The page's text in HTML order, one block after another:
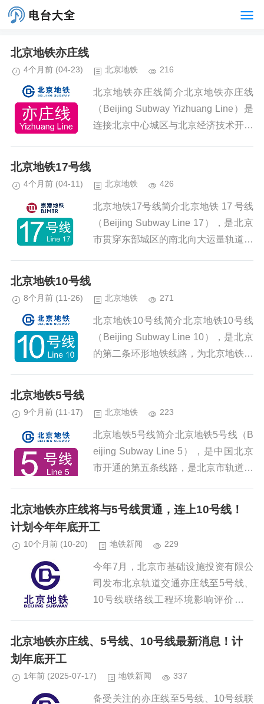
北京地铁亦庄线
4个月前 (04-23) 北京地铁 216
北京地铁亦庄线简介北京地铁亦庄线
（Beijing Subway Yizhuang Line）是
连接北京中心城区与北京经济技术开发
北京地铁17号线
4个月前 (04-11) 北京地铁 426
北京地铁17号线简介北京地铁 17 号线
（Beijing Subway Line 17），是北京
市贯穿东部城区的南北向大运量轨道交
北京地铁10号线
8个月前 (11-26) 北京地铁 271
北京地铁10号线简介北京地铁10号线
（Beijing Subway Line 10），是北京
的第二条环形地铁线路，为北京地铁系
北京地铁5号线
9个月前 (11-17) 北京地铁 223
北京地铁5号线简介北京地铁5号线（B
eijing Subway Line 5），是中国北京
市开通的第五条线路，是北京市轨道交
007...
北京地铁亦庄线将与5号线贯通，连上10号线！
计划今年年底开工
10个月前 (10-20) 地铁新闻 229
今年7月，北京市基础设施投资有限公
司发布北京轨道交通亦庄线至5号线、
10号线联络线工程环境影响评价第二
号线、10号线联络线工程，南起...
北京地铁亦庄线、5号线、10号线最新消息！计
划年底开工
1年前 (2025-07-17) 地铁新闻 337
备受关注的亦庄线至5号线、10号线联